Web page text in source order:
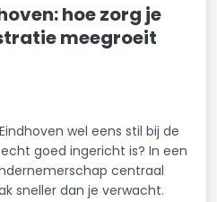
hoe zorg je
meegroeit
wel eens stil bij de
goed ingericht is? In een
centraal
sneller dan je verwacht.